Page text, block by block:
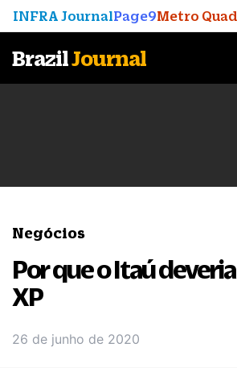
INFRA JournalPage9Metro
BrazilJournal
Negócios
Por que o Itaú
XP
26 de junho de 2020